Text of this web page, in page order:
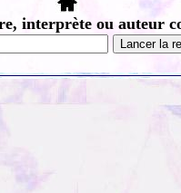
interprète ou auteur